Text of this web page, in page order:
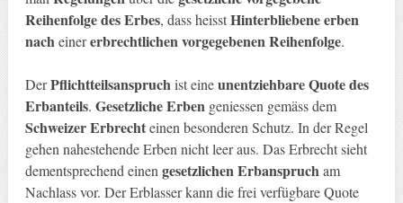
Reihenfolge des Erbes, dass heisstHinterbliebene erben
nacheinererbrechtlichen vorgegebenen Reihenfolge.
DerPflichtteilsanspruchist eineunentziehbare Quote des
Erbanteils. Gesetzliche Erbengeniessen gemäss dem
Schweizer Erbrechteinen besonderen Schutz. In der Regel
gehen nahestehende Erben nicht leer aus. Das Erbrecht sieht
dementsprechend einengesetzlichen Erbansprucham
Nachlass vor. Der Erblasser kann die frei verfügbare Quote